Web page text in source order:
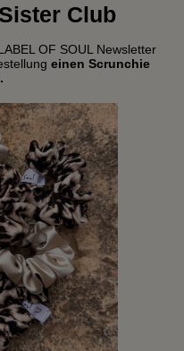
Club
OF SOUL Newsletter
einen Scrunchie